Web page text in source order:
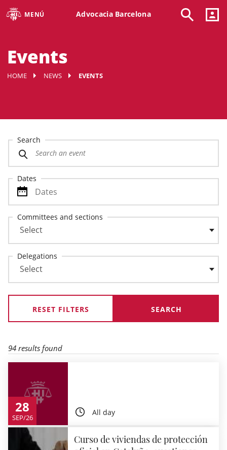
MENÚ Advocacia Barcelona
Events
HOME NEWS EVENTS
Search
Dates
Committees and sections
Delegations
RESET FILTERS
94 results found
28
SEP/26
All day
Curso de viviendas de protección